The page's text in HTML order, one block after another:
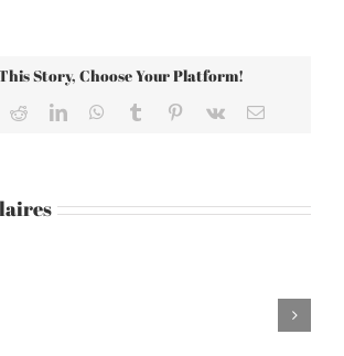
Story, Choose Your Platform!
RedditLinkedInWhatsApp
Tumblr Pinterest
Vk Email
Visite atelier RTM